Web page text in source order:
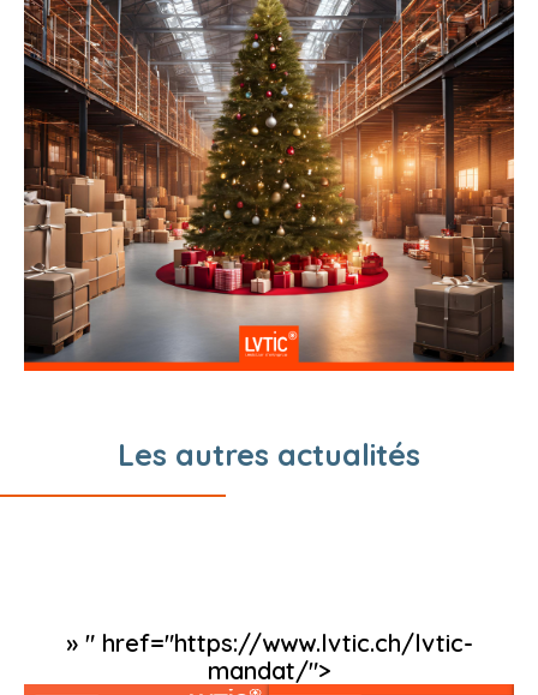
Les autres actualités
» " href="https://www.lvtic.ch/lvtic-
mandat/">